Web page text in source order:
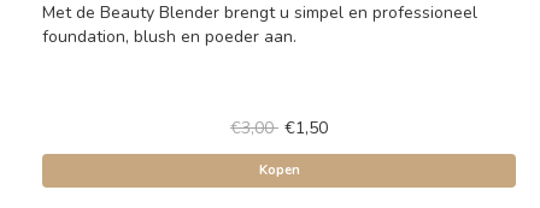
Met de Beauty Blender brengt u simpel en professioneel
foundation, blush en poeder aan.
€3,00 €1,50
Kopen